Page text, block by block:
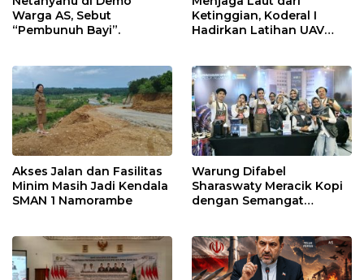
Warga AS, Sebut
“Pembunuh Bayi”.
Ketinggian, Koderal I
Hadirkan Latihan UAV
Akses Jalan dan Fasilitas
Minim Masih Jadi Kendala
SMAN 1 Namorambe
Warung Difabel
Sharaswaty Meracik Kopi
dengan Semangat